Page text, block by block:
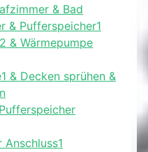
& Bad
& Pufferspeicher1
& Wärmepumpe
& Decken sprühen &